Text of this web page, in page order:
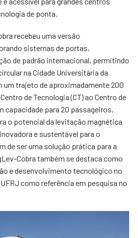
de ponta.
recebeu uma versão
sistemas de portas,
de padrão internacional, permitindo
na Cidade Universitária da
um trajeto de aproximadamente 200
de Tecnologia (CT) ao Centro de
capacidade para 20 passageiros.
o potencial da levitação magnética
e sustentável para o
de ser uma solução prática para a
Cobra também se destaca como
e desenvolvimento tecnológico no
como referência em pesquisa no